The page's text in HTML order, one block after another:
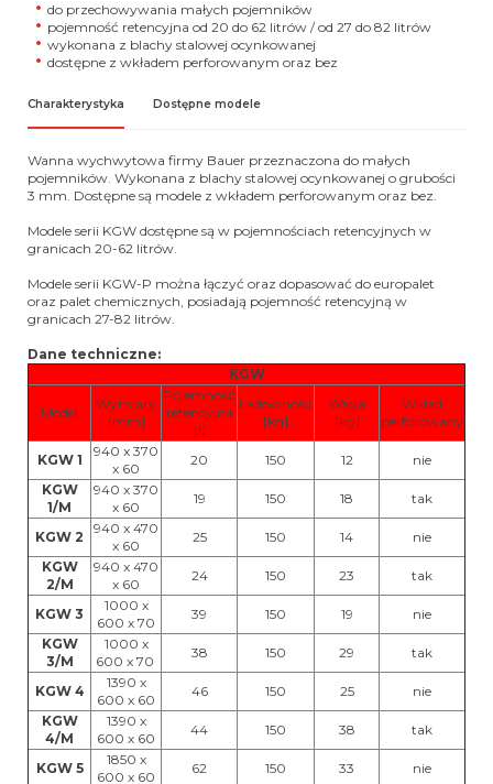
do przechowywania małych pojemników
pojemność retencyjna od 20 do 62 litrów / od 27 do 82 litrów
wykonana z blachy stalowej ocynkowanej
dostępne z wkładem perforowanym oraz bez
Charakterystyka Dostępne modele
Wanna wychwytowa firmy Bauer przeznaczona do małych
pojemników. Wykonana z blachy stalowej ocynkowanej o grubości
3 mm. Dostępne są modele z wkładem perforowanym oraz bez.
Modele serii KGW dostępne są w pojemnościach retencyjnych w
granicach 20-62 litrów.
Modele serii KGW-P można łączyć oraz dopasować do europalet
oraz palet chemicznych, posiadają pojemność retencyjną w
granicach 27-82 litrów.
Dane techniczne:
KGW
Model
Wymiary
[mm]
Pojemność
retencyjna
[l]
Ładowność
[kg]
Waga
[kg]
Wkład
perforowany
KGW 1
940 x 370
x 60
20 150 12
nie
KGW
1/M
940 x 370
x 60
19 150 18 tak
KGW 2
940 x 470
x 60
25 150 14
nie
KGW
2/M
940 x 470
x 60
24 150 23 tak
KGW 3
1000 x
600 x 70
39 150 19
nie
KGW
3/M
1000 x
600 x 70
38 150 29 tak
KGW 4
1390 x
600 x 60
46 150 25
nie
KGW
4/M
1390 x
600 x 60
44 150 38 tak
KGW 5
1850 x
600 x 60
62 150 33
nie